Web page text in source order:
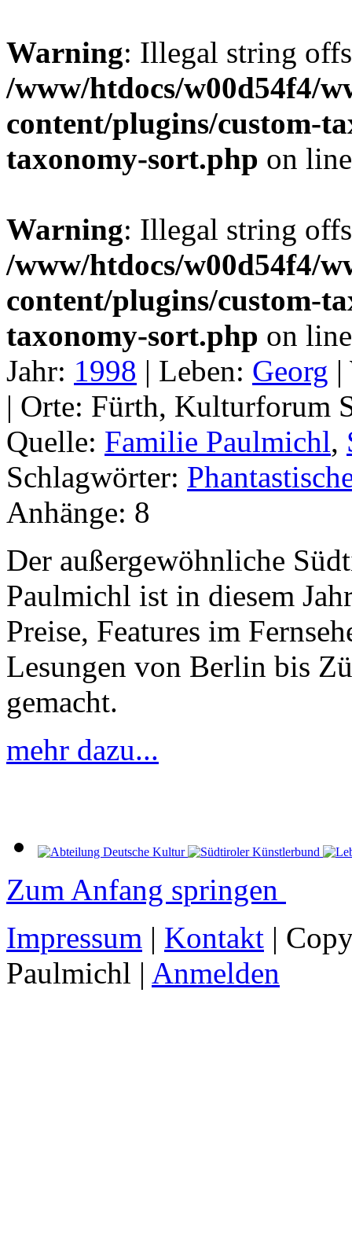
Warning: Illegal string
/www/htdocs/w00d54f4/
content/plugins/custom-
taxonomy-sort.php on
Warning: Illegal string
/www/htdocs/w00d54f4/
content/plugins/custom-
taxonomy-sort.php on
Jahr: 1998 | Leben: Georg |
| Orte: Fürth, Kulturforum
Quelle: Familie Paulmichl,
Schlagwörter:
Anhänge: 8
Der außergewöhnliche
Paulmichl ist in diesem
Preise, Features im
Lesungen von Berlin bis
gemacht.
mehr dazu...
Zum Anfang springen
Impressum | Kontakt |
Paulmichl | Anmelden